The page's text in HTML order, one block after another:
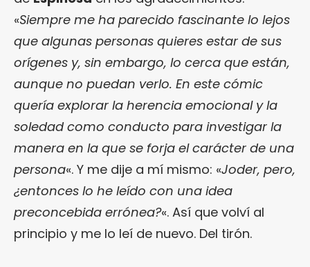
«Siempre me ha parecido fascinante lo lejos
que algunas personas quieres estar de sus
orígenes y, sin embargo, lo cerca que están,
aunque no puedan verlo. En este cómic
quería explorar la herencia emocional y la
soledad como conducto para investigar la
manera en la que se forja el carácter de una
persona«. Y me dije a mí mismo: «Joder, pero,
¿entonces lo he leído con una idea
preconcebida errónea?«. Así que volví al
principio y me lo leí de nuevo. Del tirón.